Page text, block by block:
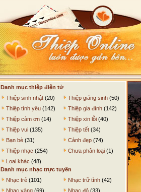
Danh mục thiệp điện tử
Thiệp sinh nhật (20) Thiệp giáng sinh (50)
Thiệp tình yêu (142) Thiệp gia đình (142)
Thiệp cảm ơn (14) Thiệp xin lỗi (40)
Thiệp vui (135) Thiệp tết (34)
Bạn bè (31) Cảnh đẹp (74)
Thiệp nhạc (254) Chưa phân loại (1)
Lọai khác (48)
Danh mục nhạc trực tuyến
Nhạc trẻ (101) Nhạc trữ tình (42)
Nhạc vàng (69) Nhạc đỏ (33)